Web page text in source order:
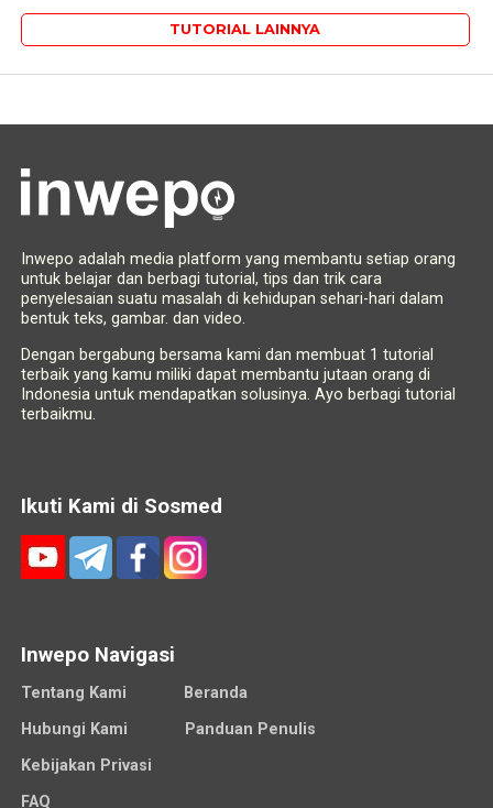
TUTORIAL LAINNYA
Inwepo adalah media platform yang membantu setiap orang
untuk belajar dan berbagi tutorial, tips dan trik cara
penyelesaian suatu masalah di kehidupan sehari-hari dalam
bentuk teks, gambar. dan video.
Dengan bergabung bersama kami dan membuat 1 tutorial
terbaik yang kamu miliki dapat membantu jutaan orang di
Indonesia untuk mendapatkan solusinya. Ayo berbagi tutorial
terbaikmu.
Ikuti Kami di Sosmed
Inwepo Navigasi
Tentang Kami
Beranda
Hubungi Kami
Panduan Penulis
Kebijakan Privasi
FAQ